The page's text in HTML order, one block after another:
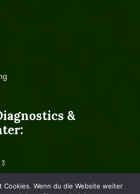
&
Cookies. Wenn du die Website weiter